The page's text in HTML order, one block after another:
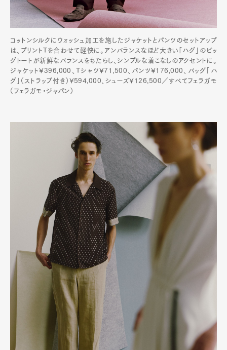
コットンシルクにウォッシュ加工を施したジャケットとパンツのセットアップ
は、プリントTを合わせて軽快に。アンバランスなほど大きい「ハグ」のビッ
グトートが新鮮なバランスをもたらし、シンプルな着こなしのアクセントに。
ジャケット¥396,000、Tシャツ¥71,500、パンツ¥176,000、バッグ「ハ
グ」（ストラップ付き）¥594,000、シューズ¥126,500／すべてフェラガモ
（フェラガモ・ジャパン）